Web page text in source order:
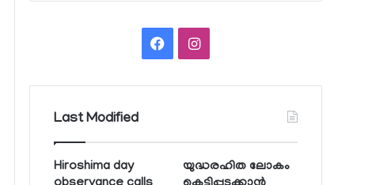
FacebookInstagram
Last Modified
Hiroshima day
യുദ്ധരഹിത ലോകം